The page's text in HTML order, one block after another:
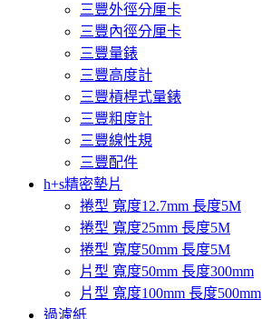
三豐外徑分厘卡
三豐內徑分厘卡
三豐量錶
三豐高度計
三豐槓桿式量錶
三豐粗度計
三豐線性規
三豐配件
h+s精密墊片
捲型 寬度12.7mm 長度5M
捲型 寬度25mm 長度5M
捲型 寬度50mm 長度5M
片型 寬度50mm 長度300mm
片型 寬度100mm 長度500mm
過濾紙